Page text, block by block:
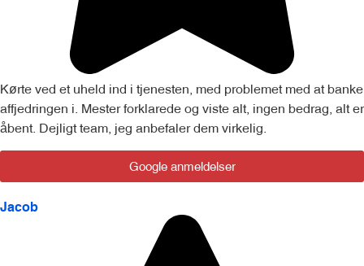
Kørte ved et uheld ind i tjenesten, med problemet med at banke
affjedringen i. Mester forklarede og viste alt, ingen bedrag, alt er
åbent. Dejligt team, jeg anbefaler dem virkelig.
Google anmeldelser
Jacob